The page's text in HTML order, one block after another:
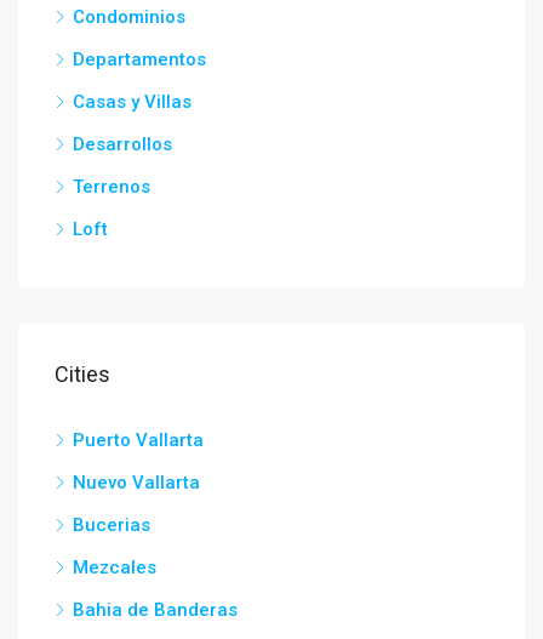
Condominios
Departamentos
Casas y Villas
Desarrollos
Terrenos
Loft
Cities
Puerto Vallarta
Nuevo Vallarta
Bucerias
Mezcales
Bahia de Banderas